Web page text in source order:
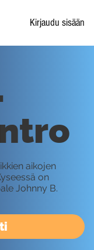
Kirjaudu sisään
aikojen
on
Johnny B.